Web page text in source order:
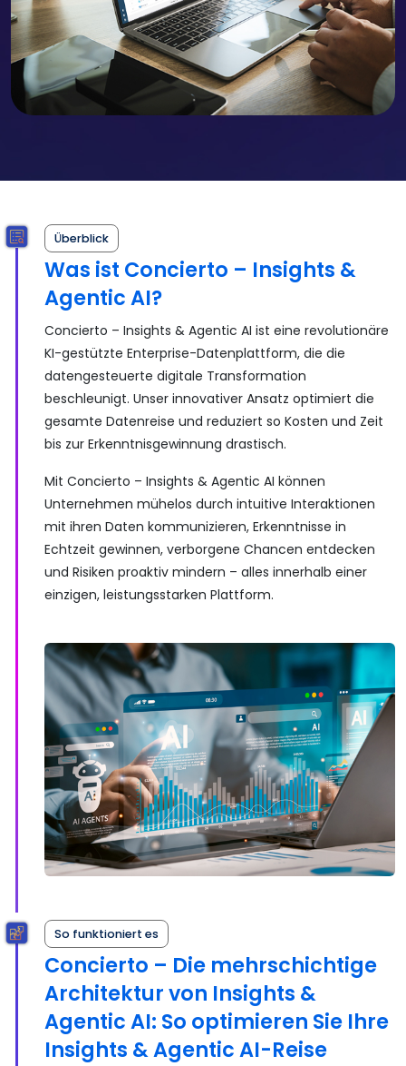
Überblick
Was ist Concierto – Insights &
Agentic AI?
Concierto – Insights & Agentic AI ist eine revolutionäre
KI-gestützte Enterprise-Datenplattform, die die
datengesteuerte digitale Transformation
beschleunigt. Unser innovativer Ansatz optimiert die
gesamte Datenreise und reduziert so Kosten und Zeit
bis zur Erkenntnisgewinnung drastisch.
Mit Concierto – Insights & Agentic AI können
Unternehmen mühelos durch intuitive Interaktionen
mit ihren Daten kommunizieren, Erkenntnisse in
Echtzeit gewinnen, verborgene Chancen entdecken
und Risiken proaktiv mindern – alles innerhalb einer
einzigen, leistungsstarken Plattform.
So funktioniert es
Concierto – Die mehrschichtige
Architektur von Insights &
Agentic AI: So optimieren Sie Ihre
Insights & Agentic AI-Reise